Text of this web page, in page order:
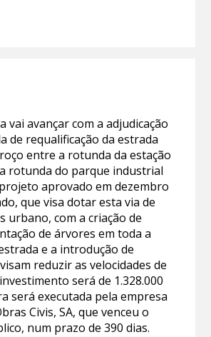
vai avançar com a adjudicação
de requalificação da estrada
entre a rotunda da estação
rotunda do parque industrial
aprovado em dezembro
que visa dotar esta via de
urbano, com a criação de
de árvores em toda a
e a introdução de
reduzir as velocidades de
será de 1.328.000
será executada pela empresa
Civis, SA, que venceu o
num prazo de 390 dias.